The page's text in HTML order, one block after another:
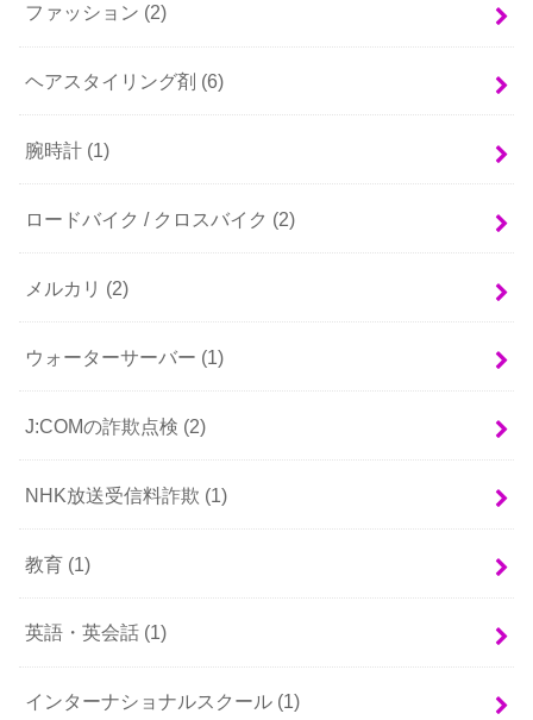
ファッション (2)
ヘアスタイリング剤 (6)
腕時計 (1)
ロードバイク / クロスバイク (2)
メルカリ (2)
ウォーターサーバー (1)
J:COMの詐欺点検 (2)
NHK放送受信料詐欺 (1)
教育 (1)
英語・英会話 (1)
インターナショナルスクール (1)